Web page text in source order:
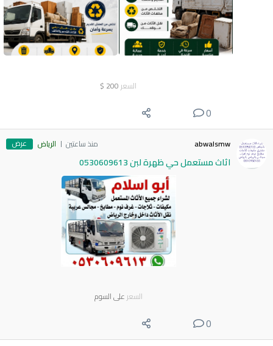
السعر 200
$
0
abwalsmw منذ ساعتين الرياض عرض
اثاث مستعمل حي ظهرة لبن 0530609613
السعر على السوم
0